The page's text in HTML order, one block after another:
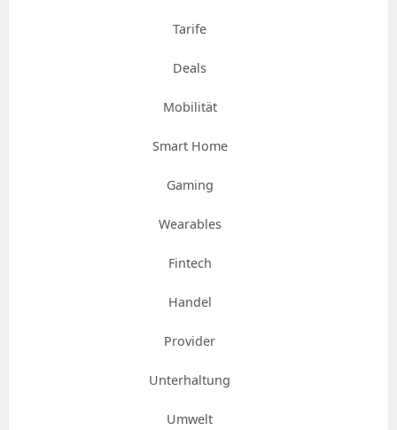
Tarife
Deals
Mobilität
Smart Home
Gaming
Wearables
Fintech
Handel
Provider
Unterhaltung
Umwelt